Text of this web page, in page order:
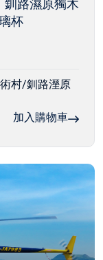
釧路濕原獨木
杯
村/釧路溼原
加入購物車